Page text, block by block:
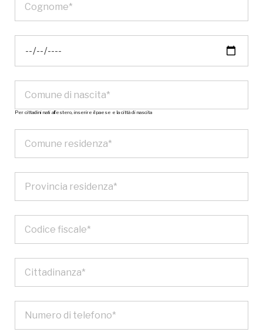
Per cittadini nati all’estero, inserire il paese e la città di nascita